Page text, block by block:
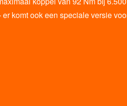
komt ook een speciale versie